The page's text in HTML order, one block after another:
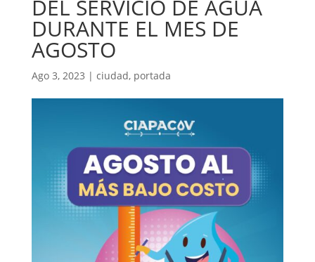
DEL SERVICIO DE AGUA
DURANTE EL MES DE
AGOSTO
Ago 3, 2023 | ciudad, portada